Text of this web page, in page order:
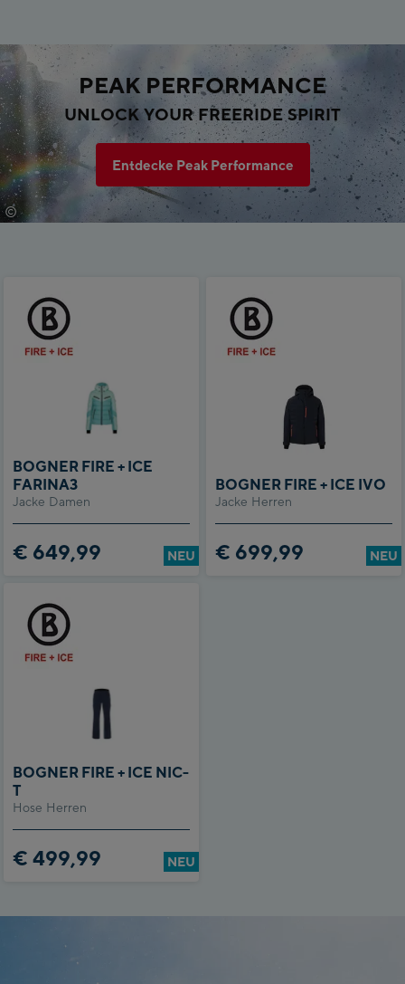
© Peak Performance
PEAK PERFORMANCE
UNLOCK YOUR FREERIDE SPIRIT
Entdecke Peak Performance
Jacke Damen
BOGNER FIRE + ICE
FARINA3
€ 649,99 NEU
Jacke Herren
BOGNER FIRE + ICE IVO
€ 699,99 NEU
Hose Herren
BOGNER FIRE + ICE NIC-
T
€ 499,99 NEU